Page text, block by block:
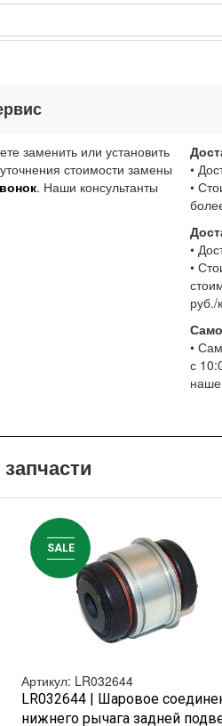
заменить или установить
стоимости замены
. Наши консультанты
•
•
•
•
руб./
•
с
SALE
БЫСТРЫЙ ПРОСМОТР
Артикул: LR032644
LR032644 | Шаровое
нижнего рычага задней